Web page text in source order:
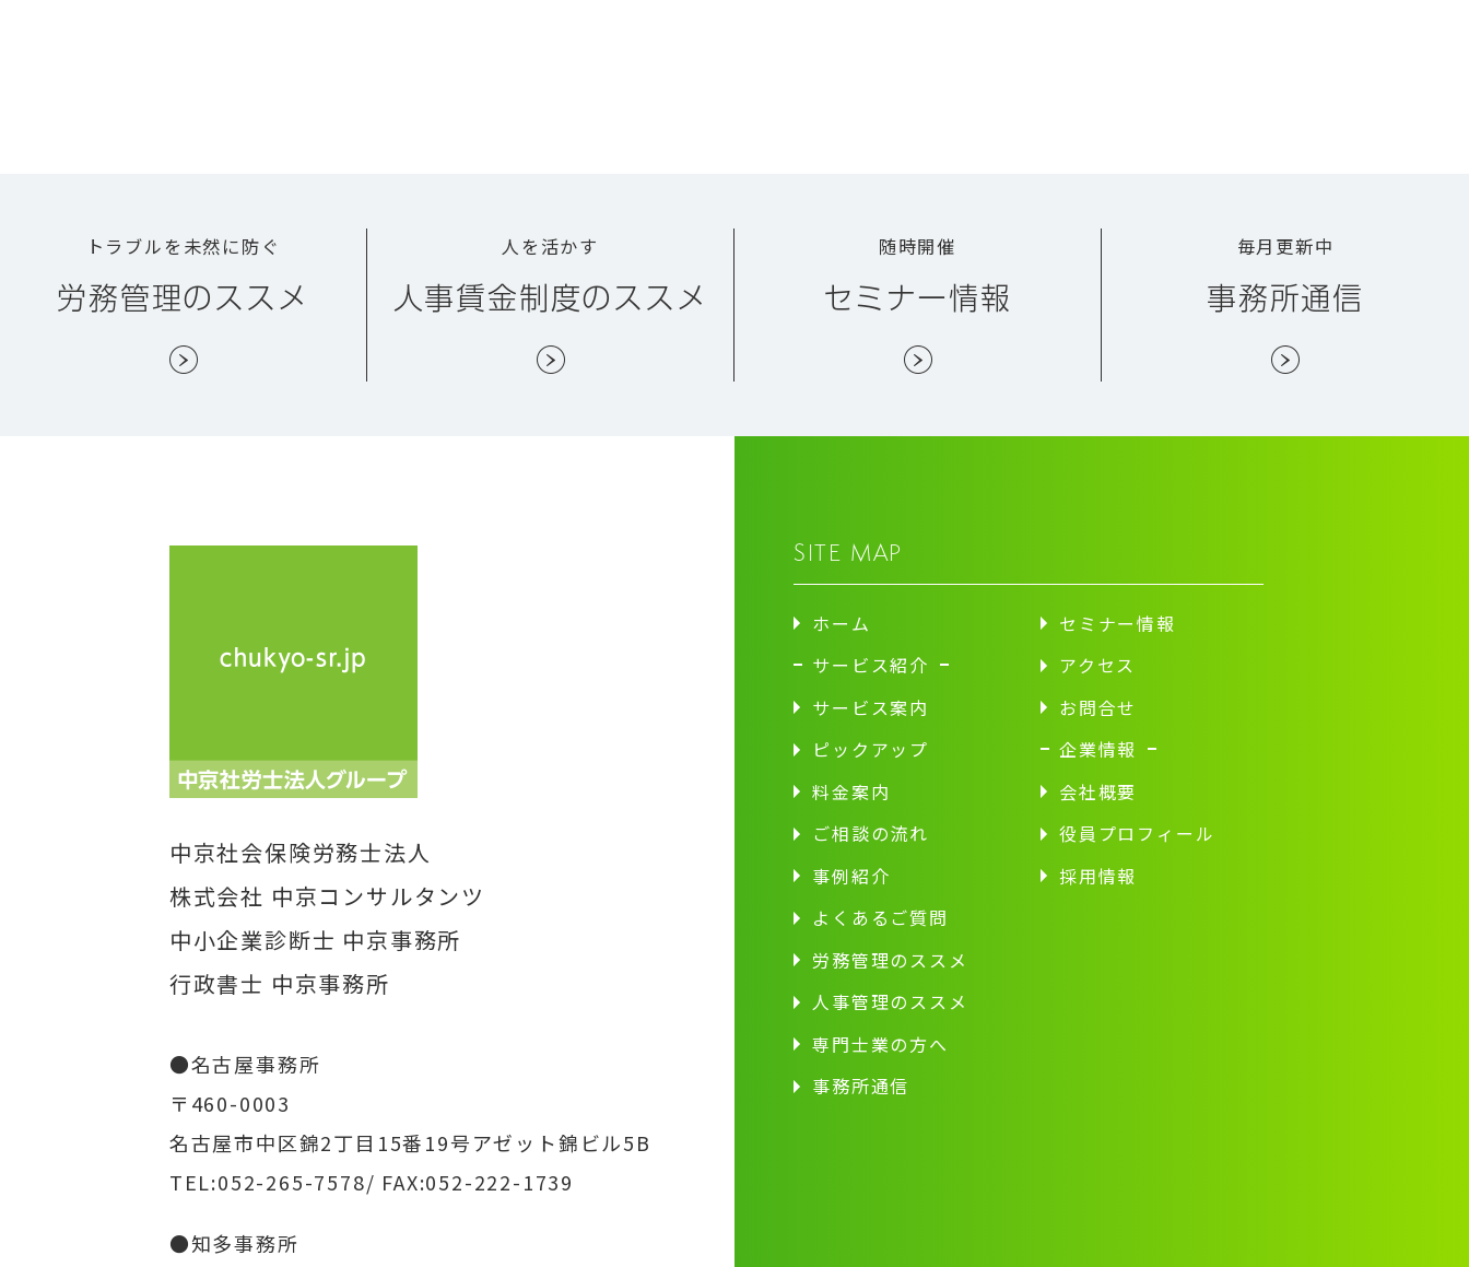
トラブルを未然に防ぐ
労務管理のススメ
人を活かす
人事賃金制度のススメ
随時開催
セミナー情報
毎月更新中
事務所通信
中京社会保険労務士法人
株式会社 中京コンサルタンツ
中小企業診断士 中京事務所
行政書士 中京事務所
●名古屋事務所
〒460-0003
名古屋市中区錦2丁目15番19号アゼット錦ビル5B
TEL:052-265-7578/ FAX:052-222-1739
●知多事務所
SITE MAP
ホーム
サービス紹介
サービス案内
ピックアップ
料金案内
ご相談の流れ
事例紹介
よくあるご質問
労務管理のススメ
人事管理のススメ
専門士業の方へ
事務所通信
セミナー情報
アクセス
お問合せ
企業情報
会社概要
役員プロフィール
採用情報